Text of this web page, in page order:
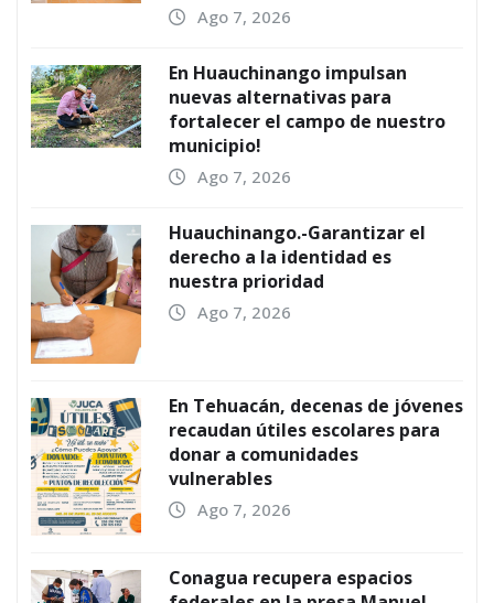
Ago 7, 2026
En Huauchinango impulsan
nuevas alternativas para
fortalecer el campo de nuestro
municipio!
Ago 7, 2026
Huauchinango.-Garantizar el
derecho a la identidad es
nuestra prioridad
Ago 7, 2026
En Tehuacán, decenas de jóvenes
recaudan útiles escolares para
donar a comunidades
vulnerables
Ago 7, 2026
Conagua recupera espacios